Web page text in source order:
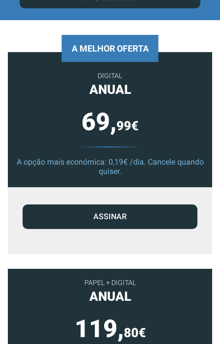
PAPEL + DIGITAL
ANUAL
119,80€
A MELHOR OFERTA
DIGITAL
ANUAL
69,99€
A opção mais económica: 0,19€ /dia. Cancele quando
quiser.
ASSINAR